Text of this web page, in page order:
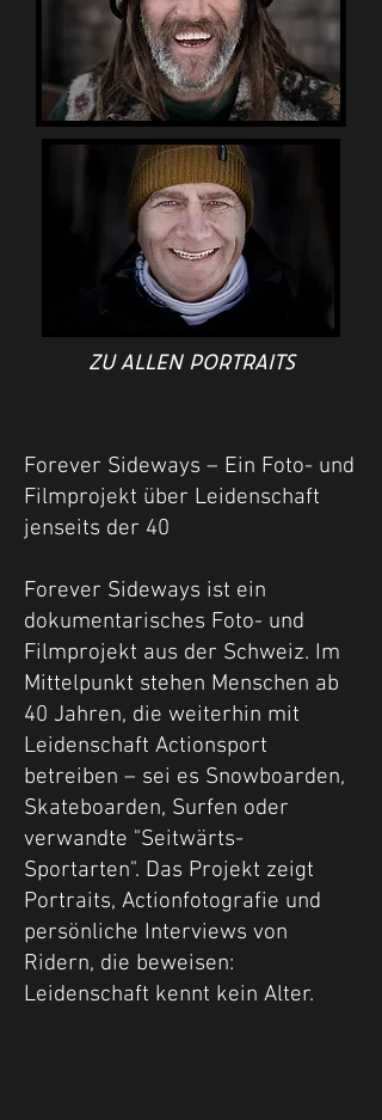
zu allen Portraits
Forever Sideways – Ein Foto- und
Filmprojekt über Leidenschaft
jenseits der 40
Forever Sideways ist ein
dokumentarisches Foto- und
Filmprojekt aus der Schweiz. Im
Mittelpunkt stehen Menschen ab
40 Jahren, die weiterhin mit
Leidenschaft Actionsport
betreiben – sei es Snowboarden,
Skateboarden, Surfen oder
verwandte "Seitwärts-
Sportarten". Das Projekt zeigt
Portraits, Actionfotografie und
persönliche Interviews von
Ridern, die beweisen:
Leidenschaft kennt kein Alter.